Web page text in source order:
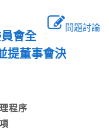
問題討論
會全
提董事會決
理程序
項